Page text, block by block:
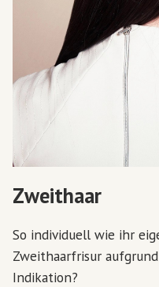
Zweithaar
So individuell wie ihr
Zweithaarfrisur
Indikation?